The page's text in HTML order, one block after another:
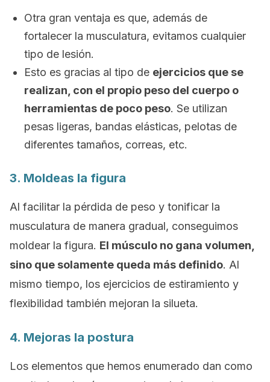
Otra gran ventaja es que, además de
fortalecer la musculatura, evitamos cualquier
tipo de lesión.
Esto es gracias al tipo de ejercicios que se
realizan, con el propio peso del cuerpo o
herramientas de poco peso. Se utilizan
pesas ligeras, bandas elásticas, pelotas de
diferentes tamaños, correas, etc.
3. Moldeas la figura
Al facilitar la pérdida de peso y tonificar la
musculatura de manera gradual, conseguimos
moldear la figura. El músculo no gana volumen,
sino que solamente queda más definido. Al
mismo tiempo, los ejercicios de estiramiento y
flexibilidad también mejoran la silueta.
4. Mejoras la postura
Los elementos que hemos enumerado dan como